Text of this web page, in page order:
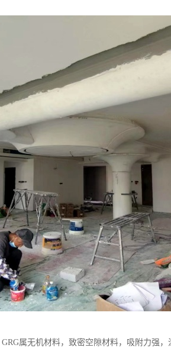
属无机材料，致密空隙材料，吸附力强